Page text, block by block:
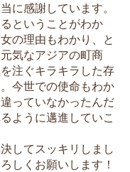
に感謝しています。
ということがわか
の理由もわかり、と
気なアジアの町商
注ぐキラキラした存
今世での使命もわか
っていなかったんだ
ように邁進していこ
してスッキリしまし
しくお願いします！